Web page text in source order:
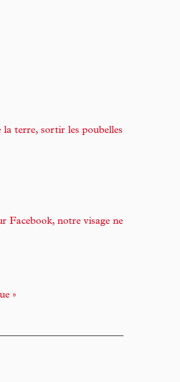
terre, sortir les poubelles
Facebook, notre visage ne
»